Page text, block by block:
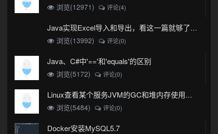
浏览(12971) 评论(4)
Java实现Excel导入和导出，看这一篇就够了(珍藏版)
浏览(13992)
评论(0)
Java、C#中'=='和'equals'的区别
浏览(5172) 评论(0)
Linux查看某个服务JVM的GC和堆内存使用情况
浏览(5484)
评论(0)
Docker安装MySQL5.7